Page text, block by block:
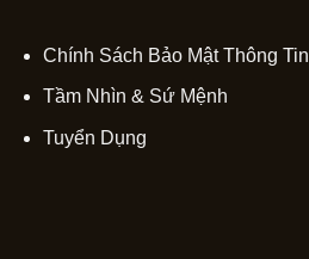
Chính Sách Bảo Mật Thông Tin
Tầm Nhìn & Sứ Mệnh
Tuyển Dụng